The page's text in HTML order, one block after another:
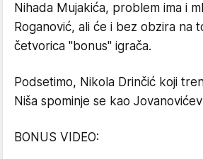
Nihada Mujakića, problem ima i
Roganović, ali će i bez obzira na
četvorica "bonus" igrača.
Podsetimo, Nikola Drinčić koji
Niša spominje se kao
BONUS VIDEO: